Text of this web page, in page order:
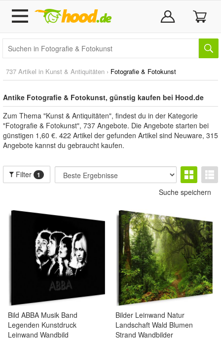
737 Artikel in Kunst & Antiquitäten › Fotografie & Fotokunst
Antike Fotografie & Fotokunst, günstig kaufen bei Hood.de
Zum Thema "Kunst & Antiquitäten", findest du in der Kategorie
"Fotografie & Fotokunst", 737 Angebote. Die Angebote starten bei
günstigen 1,60 €. 422 Artikel der gefunden Artikel sind Neuware, 315
Angebote kannst du gebraucht kaufen.
Filter 1
Suche speichern
Bild ABBA Musik Band
Legenden Kunstdruck
Leinwand Wandbild
Bilder Leinwand Natur
Landschaft Wald Blumen
Strand Wandbilder